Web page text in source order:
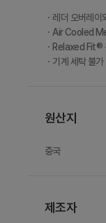
ㆍ레더 오버레
ㆍAir Cooled
ㆍRelaxed Fit®
ㆍ기계 세탁 불가
원산지
중국
제조자